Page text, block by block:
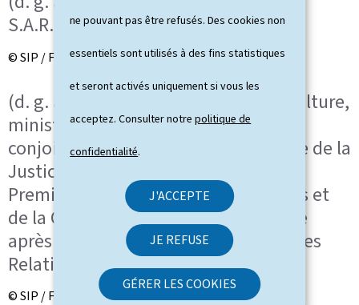
ne pouvant pas être refusés. Des cookies non
essentiels sont utilisés à des fins statistiques
et seront activés uniquement si vous les
acceptez. Consulter notrepolitique de
confidentialité.
J'ACCEPTE
JE REFUSE
GÉRER LES COOKIES
S.A.R. le Grand-Duc
© SIP / Frédéric Sierakowski
(d. g. à d.) Eric Thill, ministre de la Culture,
ministre délégué au Tourisme; et
conjointe; Elisabeth Margue, ministre de la
Justice, ministre déléguée auprès du
Premier ministre, chargée des Médias et
de la Connectivité; ministre déléguée
après du Premier ministre, chargée des
Relations avec le Parlement
© SIP / Frédéric Sierakowski